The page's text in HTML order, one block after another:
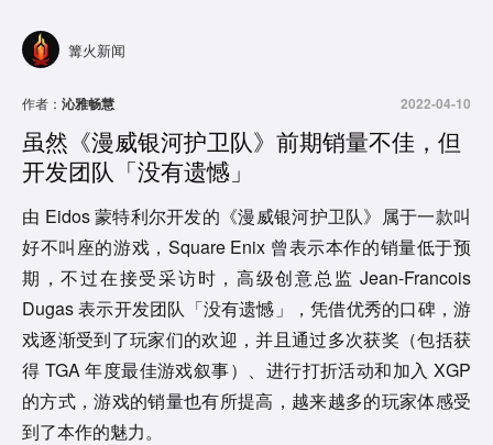
篝火新闻
作者： 沁雅畅慧 2022-04-10
虽然《漫威银河护卫队》前期销量不佳，但
开发团队「没有遗憾」
由 Eidos 蒙特利尔开发的《漫威银河护卫队》属于一款叫
好不叫座的游戏，Square Enix 曾表示本作的销量低于预
期，不过在接受采访时，高级创意总监 Jean-Francois
Dugas 表示开发团队「没有遗憾」，凭借优秀的口碑，游
戏逐渐受到了玩家们的欢迎，并且通过多次获奖（包括获
得 TGA 年度最佳游戏叙事）、进行打折活动和加入 XGP
的方式，游戏的销量也有所提高，越来越多的玩家体感受
到了本作的魅力。